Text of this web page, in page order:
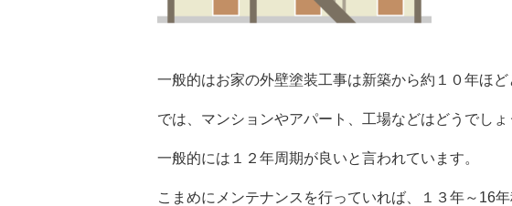
一般的はお家の外壁塗装工事は新築から約１０年ほど
では、マンションやアパート、工場などはどうでしょ
一般的には１２年周期が良いと言われています。
こまめにメンテナンスを行っていれば、１３年～16